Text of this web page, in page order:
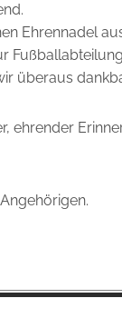
Ehrennadel
überaus
ehrender